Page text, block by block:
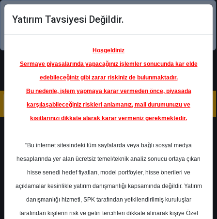
Şimdi uygulamayı indirin!
AYGAZ- AYGAZ A.Ş.
Hedef Fiyat 221.00 ₺
Yatırım Tavsiyesi Değildir.
Hoşgeldiniz
Sermaye piyasalarında yapacağınız işlemler sonucunda kar elde
edebileceğiniz gibi zarar riskiniz de bulunmaktadır.
Bu nedenle, işlem yapmaya karar vermeden önce, piyasada
karşılaşabileceğiniz riskleri anlamanız, mali durumunuzu ve
kısıtlarınızı dikkate alarak karar vermeniz gerekmektedir.
"Bu internet sitesindeki tüm sayfalarda veya bağlı sosyal medya
hesaplarında yer alan ücretsiz temel/teknik analiz sonucu ortaya çıkan
hisse senedi hedef fiyatları, model portföyler, hisse önerileri ve
açıklamalar kesinlikle yatırım danışmanlığı kapsamında değildir. Yatırım
danışmanlığı hizmeti, SPK tarafından yetkilendirilmiş kuruluşlar
tarafından kişilerin risk ve getiri tercihleri dikkate alınarak kişiye Özel